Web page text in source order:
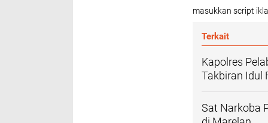
masukkan script
Terkait
Kapolres
Takbiran Idul
Sat Narkoba